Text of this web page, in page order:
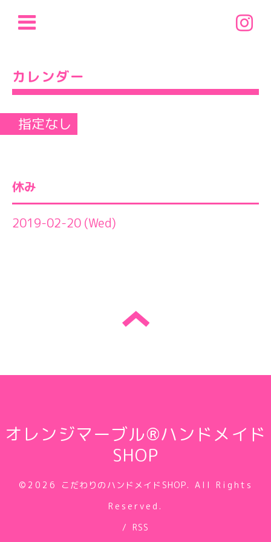
カレンダー
指定なし
休み
2019-02-20 (Wed)
オレンジマーブル®ハンドメイド
SHOP
©2026 こだわりのハンドメイドSHOP. All Rights
Reserved.
/ RSS